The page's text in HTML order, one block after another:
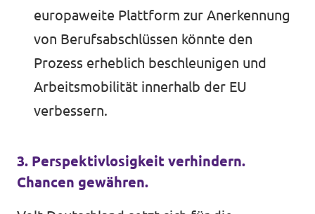
europaweite Plattform zur Anerkennung
von Berufsabschlüssen könnte den
Prozess erheblich beschleunigen und
Arbeitsmobilität innerhalb der EU
verbessern.
3. Perspektivlosigkeit verhindern.
Chancen gewähren.